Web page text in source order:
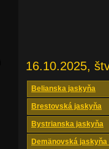
16.10.2025,
Belianska jaskyňa
Brestovská jaskyňa
Bystrianska jaskyňa
Demänovská